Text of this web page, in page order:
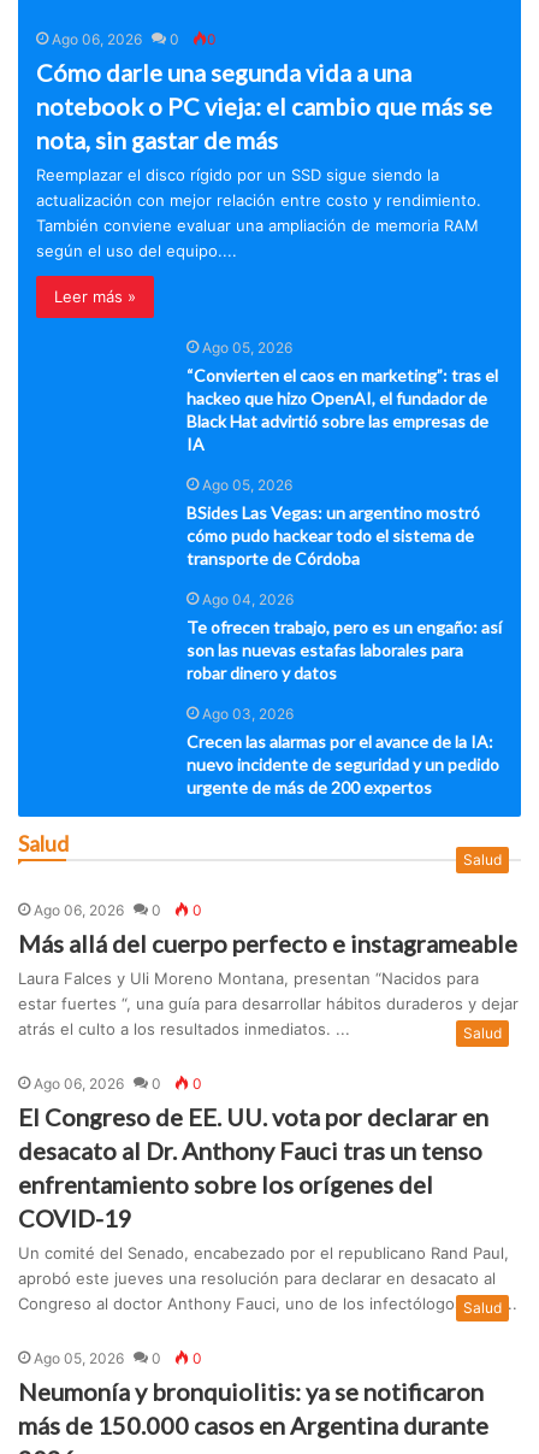
Ago 06, 2026 0 0
Cómo darle una segunda vida a una
notebook o PC vieja: el cambio que más se
nota, sin gastar de más
Reemplazar el disco rígido por un SSD sigue siendo la
actualización con mejor relación entre costo y rendimiento.
También conviene evaluar una ampliación de memoria RAM
según el uso del equipo....
Leer más »
Ago 05, 2026
“Convierten el caos en marketing”: tras el
hackeo que hizo OpenAI, el fundador de
Black Hat advirtió sobre las empresas de
IA
Ago 05, 2026
BSides Las Vegas: un argentino mostró
cómo pudo hackear todo el sistema de
transporte de Córdoba
Ago 04, 2026
Te ofrecen trabajo, pero es un engaño: así
son las nuevas estafas laborales para
robar dinero y datos
Ago 03, 2026
Crecen las alarmas por el avance de la IA:
nuevo incidente de seguridad y un pedido
urgente de más de 200 expertos
Salud
Salud
Ago 06, 2026 0 0
Más allá del cuerpo perfecto e instagrameable
Laura Falces y Uli Moreno Montana, presentan “Nacidos para
estar fuertes “, una guía para desarrollar hábitos duraderos y dejar
atrás el culto a los resultados inmediatos. ...
Salud
Ago 06, 2026 0 0
El Congreso de EE. UU. vota por declarar en
desacato al Dr. Anthony Fauci tras un tenso
enfrentamiento sobre los orígenes del
COVID-19
Un comité del Senado, encabezado por el republicano Rand Paul,
aprobó este jueves una resolución para declarar en desacato al
Congreso al doctor Anthony Fauci, uno de los infectólogos más ...
Salud
Ago 05, 2026 0 0
Neumonía y bronquiolitis: ya se notificaron
más de 150.000 casos en Argentina durante